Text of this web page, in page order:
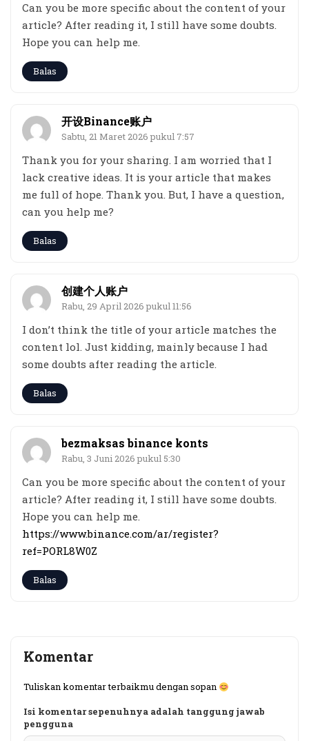
Can you be more specific about the content of your
article? After reading it, I still have some doubts.
Hope you can help me.
Balas
开设Binance账户
Sabtu, 21 Maret 2026 pukul 7:57
Thank you for your sharing. I am worried that I
lack creative ideas. It is your article that makes
me full of hope. Thank you. But, I have a question,
can you help me?
Balas
创建个人账户
Rabu, 29 April 2026 pukul 11:56
I don’t think the title of your article matches the
content lol. Just kidding, mainly because I had
some doubts after reading the article.
Balas
bezmaksas binance konts
Rabu, 3 Juni 2026 pukul 5:30
Can you be more specific about the content of your
article? After reading it, I still have some doubts.
Hope you can help me.
https://www.binance.com/ar/register?
ref=PORL8W0Z
Balas
Komentar
Tuliskan komentar terbaikmu dengan sopan
Isi komentar sepenuhnya adalah tanggung jawab
pengguna